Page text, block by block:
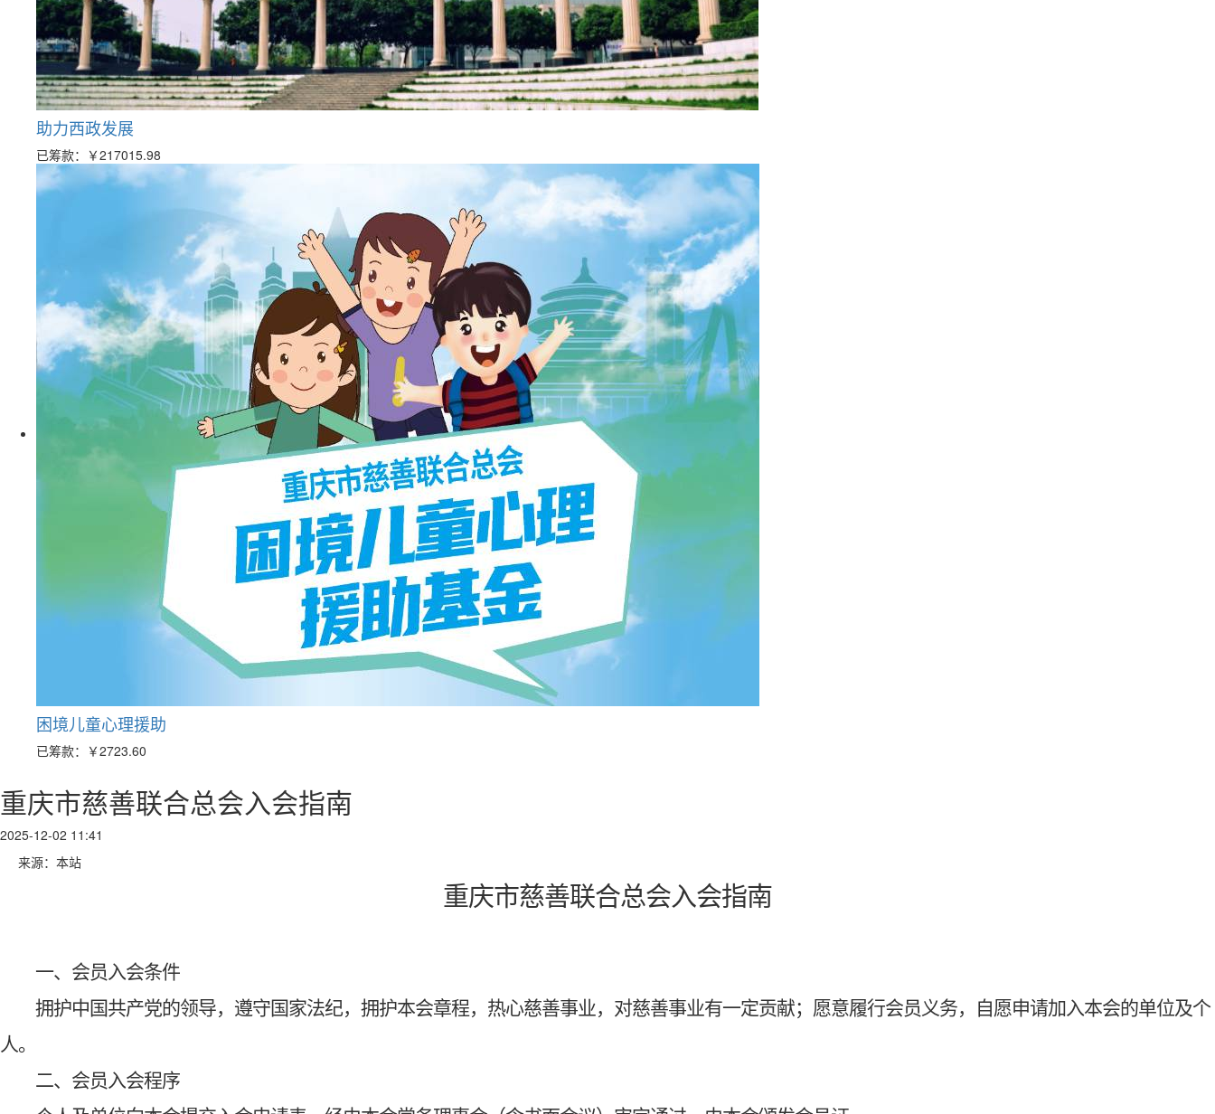
助力西政发展
已筹款： ￥217015.98
困境儿童心理援助
已筹款： ￥2723.60
重庆市慈善联合总会入会指南
2025-12-02 11:41
来源：本站
重庆市慈善联合总会入会指南
一、会员入会条件
拥护中国共产党的领导，遵守国家法纪，拥护本会章程，热心慈善事业，对慈善事业有一定贡献；愿意履行会员义务，自愿申请加入本会的单位及个
人。
二、会员入会程序